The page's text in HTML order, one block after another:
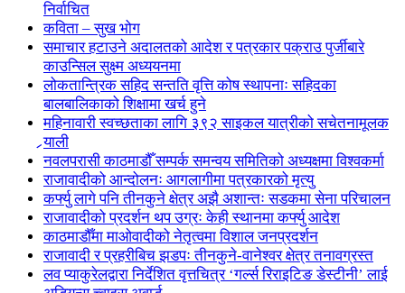
निर्वाचित
कविता – सुख भोग
समाचार हटाउने अदालतको आदेश र पत्रकार पक्राउ पुर्जीबारे
काउन्सिल सुक्ष्म अध्ययनमा
लोकतान्त्रिक सहिद सन्तति वृत्ति कोष स्थापनाः सहिदका
बालबालिकाको शिक्षामा खर्च हुने
महिनावारी स्वच्छताका लागि ३९२ साइकल यात्रीको सचेतनामूलक
र्‍याली
नवलपरासी काठमाडौँ सम्पर्क समन्वय समितिको अध्यक्षमा विश्वकर्मा
राजावादीको आन्दोलनः आगलागीमा पत्रकारको मृत्यु
कर्फ्यु लागे पनि तीनकुने क्षेत्र अझै अशान्तः सडकमा सेना परिचालन
राजावादीको प्रदर्शन थप उग्रः केही स्थानमा कर्फ्यु आदेश
काठमाडौँमा माओवादीको नेतृत्वमा विशाल जनप्रदर्शन
राजावादी र प्रहरीबिच झडपः तीनकुने-वानेश्वर क्षेत्र तनावग्रस्त
लव प्याकुरेलद्वारा निर्देशित वृत्तचित्र ‘गर्ल्स रिराइटिङ डेस्टीनी’ लाई